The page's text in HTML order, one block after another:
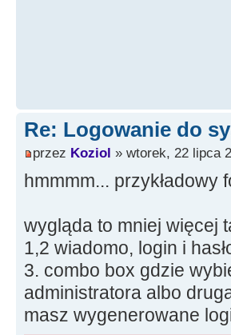
Re: Logowanie do
przez Koziol » wtorek, 22 lipca
hmmmm...
wygląda to mniej więcej
1,2 wiadomo, login i
3. combo box gdzie
administratora albo
masz wygenerowane